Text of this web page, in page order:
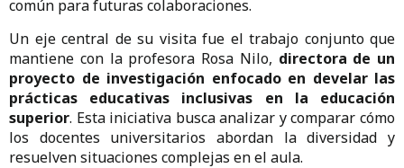
común para futuras colaboraciones.
Un eje central de su visita fue el trabajo conjunto que
mantiene con la profesora Rosa Nilo, directora de un
proyecto de investigación enfocado en develar las
prácticas educativas inclusivas en la educación
superior. Esta iniciativa busca analizar y comparar cómo
los docentes universitarios abordan la diversidad y
resuelven situaciones complejas en el aula.